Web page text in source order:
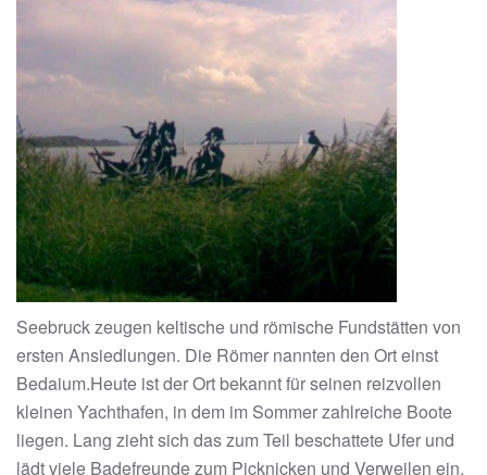
Seebruck zeugen keltische und römische Fundstätten von
ersten Ansiedlungen. Die Römer nannten den Ort einst
Bedaium.Heute ist der Ort bekannt für seinen reizvollen
kleinen Yachthafen, in dem im Sommer zahlreiche Boote
liegen. Lang zieht sich das zum Teil beschattete Ufer und
lädt viele Badefreunde zum Picknicken und Verweilen ein.